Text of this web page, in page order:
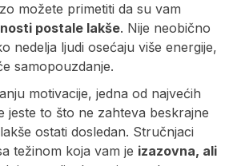
možete primetiti da su vam
postale lakše. Nije neobično
nedelja ljudi osećaju više energije,
samopouzdanje.
motivacije, jedna od najvećih
jeste to što ne zahteva beskrajne
ostati dosledan. Stručnjaci
težinom koja vam je izazovna, ali